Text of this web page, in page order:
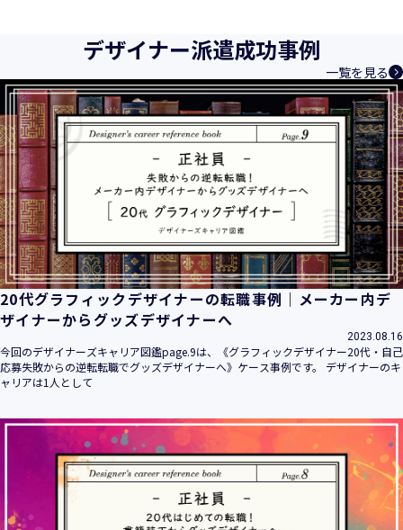
様、お取引先関係者の個人情報及び特定個人情報などを、人
材派遣サービス、人材紹介サービス、請負サービス、その
他、利用者の皆さまの「活躍の場の創造」と「就業の機会の
創出」に利用しています。また、従業者の情報及び特定個人
情報などを従業者管理に利用します。これらから当社にとっ
て個人情報及び特定個人情報の保護が重大な責務であると同
時に、個人情報などの保護を徹底することは企業の社会的責
務と認識しております。そこで、個人情報保護理念と自ら定
めた行動規範に基づき、社会的使命を十分に認識し、本人の
権利の保護、個人情報に関する法規制等を遵守致します。
また、以下に示す方針を具現化するための個人情報保護マネ
ジメントシステムを構築し、最新のＩＴ技術の動向、社会的
要請の変化、経営環境の変動等を常に認識しながら、その継
続的改善に、全社を挙げて取り組むことをここに宣言致しま
す。
当社は、事業の目的に適切な個人情報の取得・利用及び提供
を行い、特定された利用目的の達成に必要な範囲を超えた個
人情報の取扱いを行いません。また、そのための措置を講じ
当社は個人情報の取扱いに関する法令、国が定める指針その
他の規範を遵守致します。
当社は個人情報の漏えい、滅失、き損などのリスクに対して
は、合理的な安全対策を講じて防止する規程、体制を構築
し、継続的に向上させていきます。また、万一の際には速や
かに是正措置を講じます。
デザイナー派遣成功事例
一覧を見る
20代グラフィックデザイナーの転職事例｜メーカー内デ
ザイナーからグッズデザイナーへ
2023.08.16
今回のデザイナーズキャリア図鑑page.9は、《グラフィックデザイナー20代・自己
応募失敗からの逆転転職でグッズデザイナーへ》ケース事例です。 デザイナーのキ
ャリアは1人として